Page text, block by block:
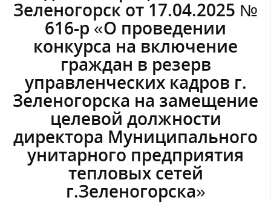
Зеленогорск от 17.04.2025 №
616-р «О проведении
конкурса на включение
граждан в резерв
управленческих кадров г.
Зеленогорска на замещение
целевой должности
директора Муниципального
унитарного предприятия
тепловых сетей
г.Зеленогорска»